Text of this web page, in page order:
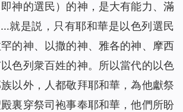
神的選民）的神，是大有能力、滿
就是説，只有耶和華是以色列選民
的神、以撒的神、雅各的神、摩西
色列衆百姓的神。所以當代的以色
以外，人都敬拜耶和華，為他獻祭
裏穿祭司袍事奉耶和華，他們所盼